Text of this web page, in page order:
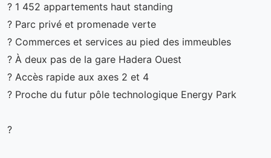
? 1 452 appartements haut standing
? Parc privé et promenade verte
? Commerces et services au pied des immeubles
? À deux pas de la gare Hadera Ouest
? Accès rapide aux axes 2 et 4
? Proche du futur pôle technologique Energy Park
?